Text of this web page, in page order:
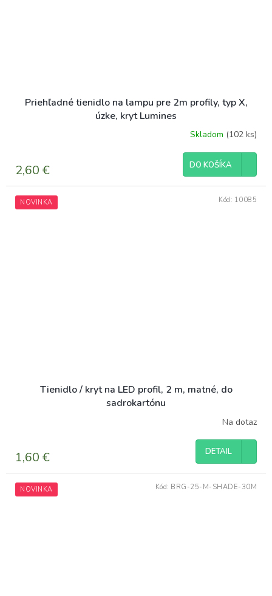
Priehľadné tienidlo na lampu pre 2m profily, typ X,
úzke, kryt Lumines
Skladom (102 ks)
2,60 € DO KOŠÍKA
NOVINKA
Tienidlo / kryt na LED profil, 2 m, matné, do
sadrokartónu
Na dotaz
1,60 € DETAIL
Kód: 10085
NOVINKA Kód: BRG-25-M-SHADE-30M